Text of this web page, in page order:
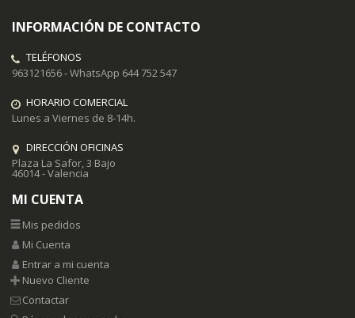
INFORMACIÓN DE CONTACTO
TELÉFONOS
963121656 - WhatsApp 644 752 547
HORARIO COMERCIAL
Lunes a Viernes de 8-14h.
DIRECCIÓN OFICINAS
Plaza La Safor, 3 Bajo
46014 - Valencia
MI CUENTA
Mis pedidos
Mi Cuenta
Entrar a mi cuenta
Nuevo Cliente
Contactar